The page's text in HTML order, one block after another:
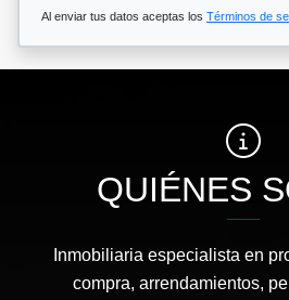
Al enviar tus datos aceptas los Términos de
QUIÉNES
Inmobiliaria especialista en
compra, arrendamientos,